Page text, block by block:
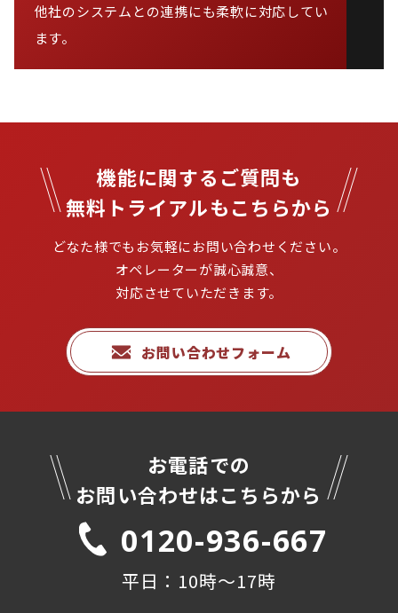
他社のシステムとの連携にも柔軟に対応してい
ます。
機能に関するご質問も
無料トライアルもこちらから
どなた様でもお気軽にお問い合わせください。
オペレーターが誠心誠意、
対応させていただきます。
お問い合わせフォーム
お電話での
お問い合わせはこちらから
0120-936-667
平日：10時〜17時